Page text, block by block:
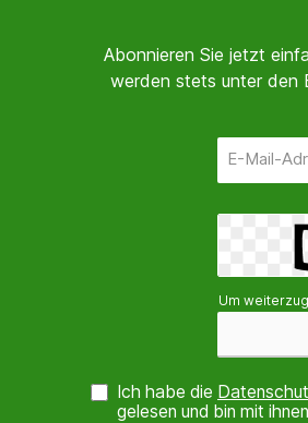
Abonnieren Sie jetzt
werden stets unter den
Um
Ich habe die
gelesen und bin mit